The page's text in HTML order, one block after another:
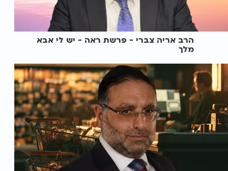
הרב אריה צברי - פרשת ראה - יש לי אבא
מלך